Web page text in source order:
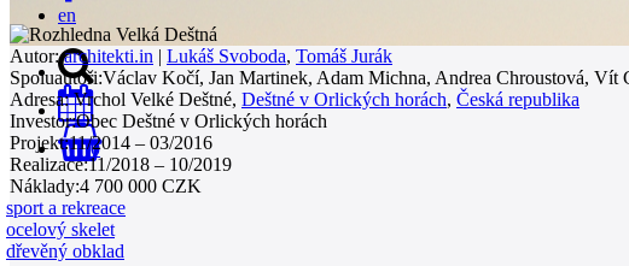
en
0
Autor: architekti.in | Lukáš Svoboda, Tomáš Jurák
Spoluautoři:Václav Kočí, Jan Martinek, Adam Michna, Andrea Chroustová, Vít
Adresa:Vrchol Velké Deštné, Deštné v Orlických horách, Česká republika
Investor:Obec Deštné v Orlických horách
Projekt:11/2014 – 03/2016
Realizace:11/2018 – 10/2019
Náklady:4 700 000 CZK
sport a rekreace
ocelový skelet
dřevěný obklad